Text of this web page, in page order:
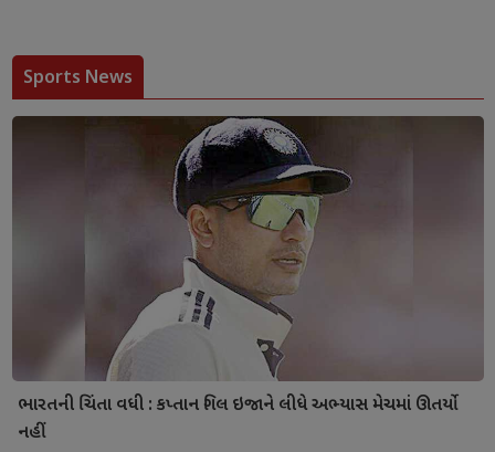
Sports News
ભારતની ચિંતા વધી : કપ્તાન ગિલ ઇજાને લીધે અભ્યાસ મેચમાં ઊતર્યો
નહીં